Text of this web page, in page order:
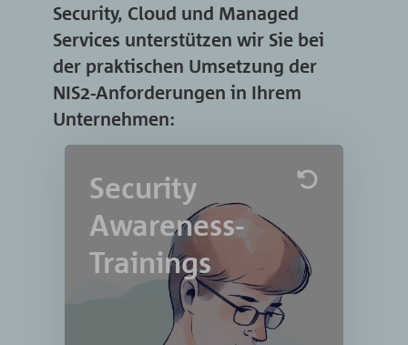
Security, Cloud und Managed
Services unterstützen wir Sie bei
der praktischen Umsetzung der
NIS2-Anforderungen in Ihrem
Unternehmen:
Security
Awareness-
Trainings
Security Awareness-
Trainings
IT-Seal Next-Gen Security
Awareness Training bietet eine
fortschrittliche Lösung für das
Schulen von Mitarbeitern in
Bezug auf Cyber-Sicherheit.